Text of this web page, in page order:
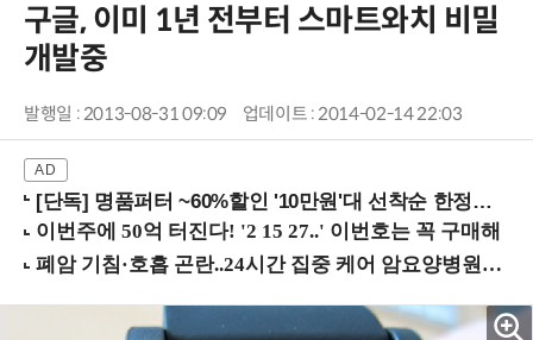
구글, 이미 1년 전부터 스마트와치 비밀
개발중
발행일 : 2013-08-31 09:09 업데이트 : 2014-02-14 22:03
[단독] 명품퍼터 ~60%할인 '10만원'대 선착순 한정판매!